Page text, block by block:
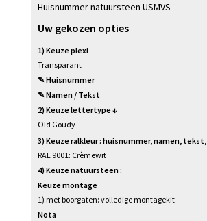
Huisnummer natuursteen USMVS
Uw gekozen opties
1) Keuze plexi
Transparant
✎ Huisnummer
✎ Namen / Tekst
2) Keuze lettertype ↓
Old Goudy
3) Keuze ralkleur : huisnummer, namen, tekst,
RAL 9001: Crèmewit
4) Keuze natuursteen :
Keuze montage
1) met boorgaten: volledige montagekit
Nota